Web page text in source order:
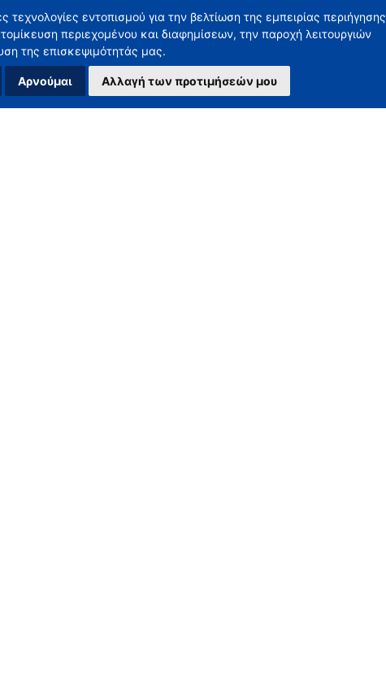
τεχνολογίες εντοπισμού για την βελτίωση της εμπειρίας περιήγησης
περιεχομένου και διαφημίσεων, την παροχή λειτουργιών
της επισκεψιμότητάς μας.
Αρνούμαι Αλλαγή των προτιμήσεών μου
GEMI 167897857000